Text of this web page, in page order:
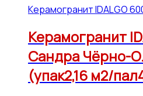
Керамогранит IDALGO
Керамогранит
Сандра Чёрно-
(упак2,16 м2/